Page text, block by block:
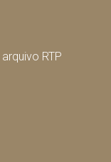
RTP